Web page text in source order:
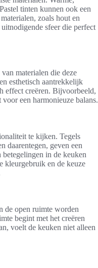
tinten kunnen ook een
zoals hout en
sfeer die perfect
materialen die deze
esthetisch aantrekkelijk
effect creëren. Bijvoorbeeld,
een harmonieuze balans.
te kijken. Tegels
daarentegen, geven een
in de keuken
kleurgebruik en de keuze
de open ruimte worden
begint met het creëren
voelt de keuken niet alleen